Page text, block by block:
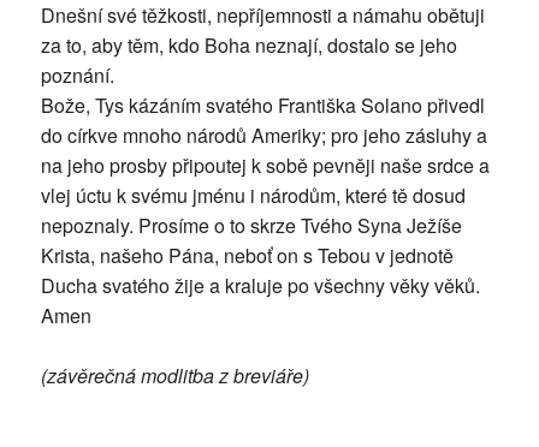
Dnešní své těžkosti, nepříjemnosti a námahu obětuji
za to, aby těm, kdo Boha neznají, dostalo se jeho
poznání.
Bože, Tys kázáním svatého Františka Solano přivedl
do církve mnoho národů Ameriky; pro jeho zásluhy a
na jeho prosby připoutej k sobě pevněji naše srdce a
vlej úctu k svému jménu i národům, které tě dosud
nepoznaly. Prosíme o to skrze Tvého Syna Ježíše
Krista, našeho Pána, neboť on s Tebou v jednotě
Ducha svatého žije a kraluje po všechny věky věků.
Amen
(závěrečná modlitba z breviáře)